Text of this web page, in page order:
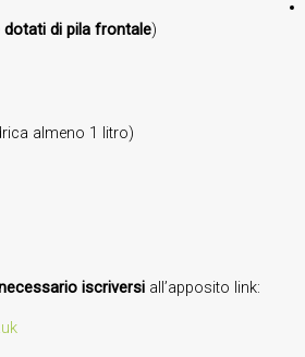
di pila frontale)
almeno 1 litro)
iscriversi all’apposito link: